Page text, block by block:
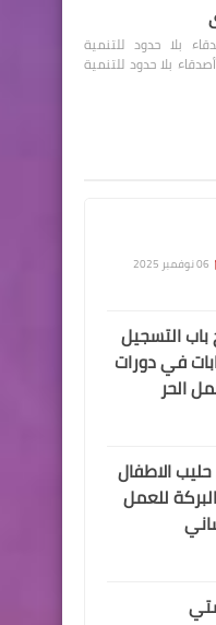
بلا حدود للتنمية
بلا حدود للتنمية
06 نوفمبر 2025
التسجيل
في دورات
الحر
الاطفال
للعمل